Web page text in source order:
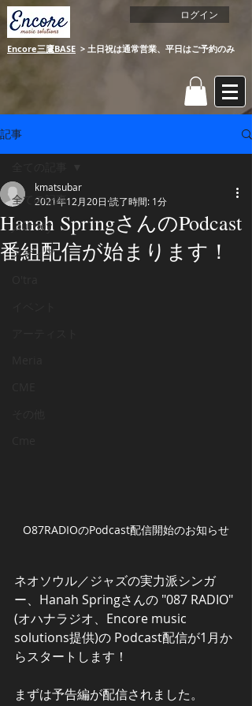
ログイン
Encore三鷹BASE ​ > 土日祝は通常営業、平日はご予約のみ​​
記事
全ての記事
Journey
メディア
Hanah SpringさんのPodcast
番組配信が始まります！
kmatsubar
2021年12月20日 読了時間: 1分
O87RADIOのPodcast配信開始のお知らせ
ネオソウル／ジャズの実力派シンガ
ー、Hanah Springさんの "087 RADIO"
(オハナラジオ、Encore music
solutions提供)の Podcast配信が1月か
らスタートします！
まずは予告編が配信されました。